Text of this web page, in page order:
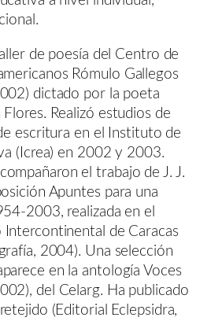
de poesía del Centro de
Rómulo Gallegos
dictado por la poeta
Realizó estudios de
escritura en el Instituto de
(Icrea) en 2002 y 2003.
el trabajo de J. J.
Apuntes para una
2003, realizada en el
Intercontinental de Caracas
2004). Una selección
en la antología Voces
del Celarg. Ha publicado
(Editorial Eclepsidra,